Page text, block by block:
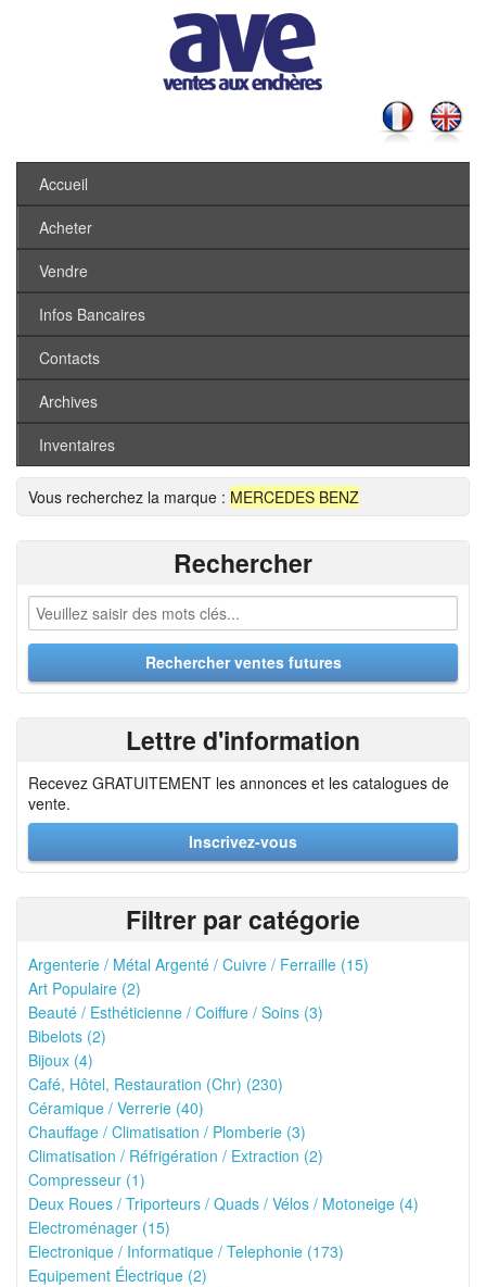
Accueil
Acheter
Vendre
Infos Bancaires
Contacts
Archives
Inventaires
Vous recherchez la marque : MERCEDES BENZ
Rechercher
Lettre d'information
Recevez GRATUITEMENT les annonces et les catalogues de
vente.
Inscrivez-vous
Filtrer par catégorie
Argenterie / Métal Argenté / Cuivre / Ferraille (15)
Art Populaire (2)
Beauté / Esthéticienne / Coiffure / Soins (3)
Bibelots (2)
Bijoux (4)
Café, Hôtel, Restauration (Chr) (230)
Céramique / Verrerie (40)
Chauffage / Climatisation / Plomberie (3)
Climatisation / Réfrigération / Extraction (2)
Compresseur (1)
Deux Roues / Triporteurs / Quads / Vélos / Motoneige (4)
Electroménager (15)
Electronique / Informatique / Telephonie (173)
Equipement Électrique (2)